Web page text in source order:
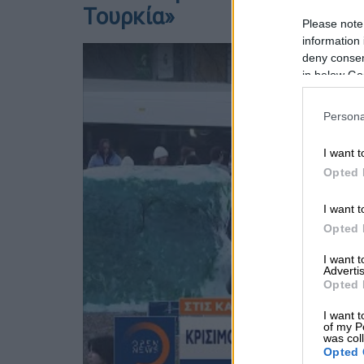
Please
information
deny
in below
I want
Opted
I want
Opted
I want
Opted
I want
of my
was
Opted
Τουρκία»